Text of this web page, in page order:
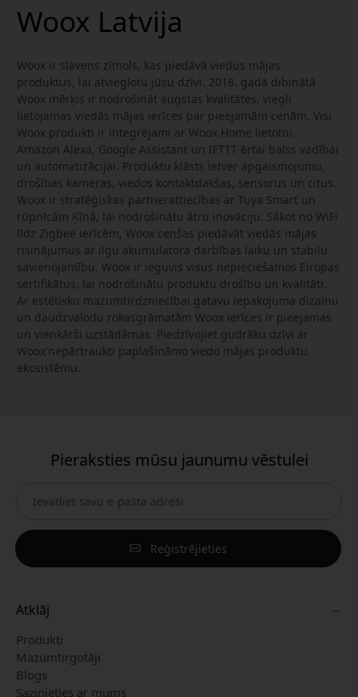
Woox Latvija
Woox ir slavens zīmols, kas piedāvā viedus mājas
produktus, lai atvieglotu jūsu dzīvi. 2018. gadā dibinātā
Woox mērķis ir nodrošināt augstas kvalitātes, viegli
lietojamas viedās mājas ierīces par pieejamām cenām. Visi
Woox produkti ir integrējami ar Woox Home lietotni,
Amazon Alexa, Google Assistant un IFTTT ērtai balss vadībai
un automatizācijai. Produktu klāsts ietver apgaismojumu,
drošības kameras, viedos kontaktdakšas, sensorus un citus.
Woox ir stratēģiskas partnerattiecības ar Tuya Smart un
rūpnīcām Ķīnā, lai nodrošinātu ātru inovāciju. Sākot no WiFi
līdz Zigbee ierīcēm, Woox cenšas piedāvāt viedās mājas
risinājumus ar ilgu akumulatora darbības laiku un stabilu
savienojamību. Woox ir ieguvis visus nepieciešamos Eiropas
sertifikātus, lai nodrošinātu produktu drošību un kvalitāti.
Ar estētisku mazumtirdzniecībai gatavu iepakojuma dizainu
un daudzvalodu rokasgrāmatām Woox ierīces ir pieejamas
un vienkārši uzstādāmas. Piedzīvojiet gudrāku dzīvi ar
Woox'nepārtraukti paplašināmo viedo mājas produktu
ekosistēmu.
Pieraksties mūsu jaunumu vēstulei
Reģistrējieties
Atklāj
Produkti
Mazumtirgotāji
Blogs
Sazinieties ar mums